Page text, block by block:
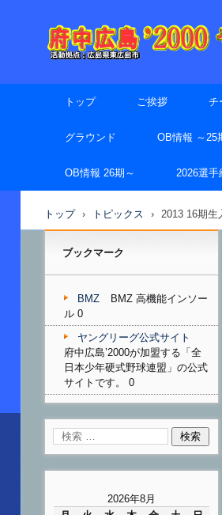
トップ ご挨拶 チ
グラウンド OB情報 ～25
OB情報 26期～ 2026選手
トップ › トピックス › 2013 16期生
ブックマーク
BMZ
BMZ 高機能インソー
ル 0
ヤングリーグ公式サイト
府中広島’2000が加盟する「全
日本少年硬式野球連盟」の公式
サイトです。 0
2026年8月